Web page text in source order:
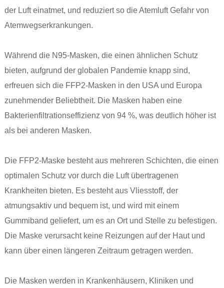
der Luft einatmet, und reduziert so die Atemluft Gefahr von
Atemwegserkrankungen.
Während die N95-Masken, die einen ähnlichen Schutz
bieten, aufgrund der globalen Pandemie knapp sind,
erfreuen sich die FFP2-Masken in den USA und Europa
zunehmender Beliebtheit. Die Masken haben eine
Bakterienfiltrationseffizienz von 94 %, was deutlich höher ist
als bei anderen Masken.
Die FFP2-Maske besteht aus mehreren Schichten, die einen
optimalen Schutz vor durch die Luft übertragenen
Krankheiten bieten. Es besteht aus Vliesstoff, der
atmungsaktiv und bequem ist, und wird mit einem
Gummiband geliefert, um es an Ort und Stelle zu befestigen.
Die Maske verursacht keine Reizungen auf der Haut und
kann über einen längeren Zeitraum getragen werden.
Die Masken werden in Krankenhäusern, Kliniken und